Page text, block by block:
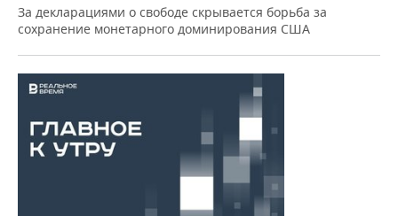
За декларациями о свободе скрывается борьба за
сохранение монетарного доминирования США